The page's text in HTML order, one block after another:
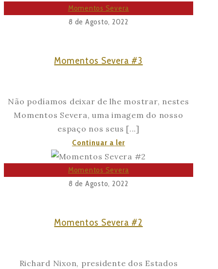
como
dinamizador
Cultural
Momentos Severa
8 de Agosto, 2022
Momentos Severa #3
Não podíamos deixar de lhe mostrar, nestes
Momentos Severa, uma imagem do nosso
espaço nos seus [...]
Continuar a lerMomentos
Severa
#3
Momentos Severa
8 de Agosto, 2022
Momentos Severa #2
Richard Nixon, presidente dos Estados